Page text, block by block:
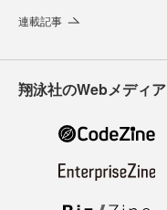
連載記事
翔泳社のWebメディア